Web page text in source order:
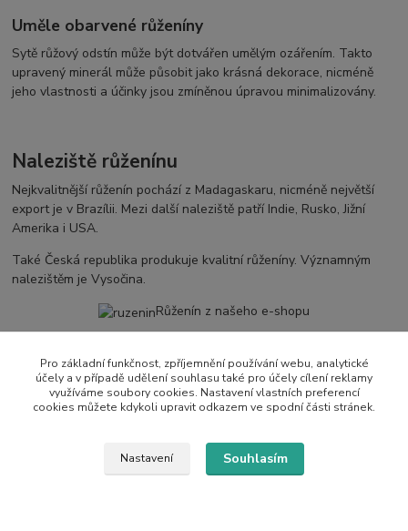
Uměle obarvené růženíny
Sytě růžový odstín může být dotvářen umělým ozářením. Takto
upravený minerál může působit jako krásná dekorace, nicméně
jeho vlastnosti a účinky jsou zmíněnou úpravou minimalizovány.
Naleziště růženínu
Nejkvalitnější růženín pochází z Madagaskaru, nicméně největší
export je v Brazílii. Mezi další naleziště patří Indie, Rusko, Jižní
Amerika i USA.
Také Česká republika produkuje kvalitní růženíny. Významným
nalezištěm je Vysočina.
Růženín z našeho e-shopu
Jaké účinky má růženín?
Kámen nesobecké lásky
Růženín pomáhá projevit pocity lásky a probouzí v nás přátelství a
harmonii. Dokáže zlepšovat mezilidskou komunikaci, řešení
Pro základní funkčnost, zpříjemnění používání webu, analytické
účely a v případě udělení souhlasu také pro účely cílení reklamy
využíváme soubory cookies. Nastavení vlastních preferencí
cookies můžete kdykoli upravit odkazem ve spodní části stránek.
Nastavení Souhlasím